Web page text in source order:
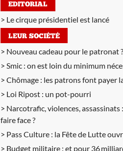
EDITORIAL
Le cirque présidentiel est lancé
LEUR SOCIÉTÉ
Nouveau cadeau pour le patronat ?
Smic : on est loin du minimum
Chômage : les patrons font payer
Loi Ripost : un pot-pourri
Narcotrafic, violences, assassinats :
faire face ?
Pass Culture : la Fête de Lutte
Budget militaire : et pour 36